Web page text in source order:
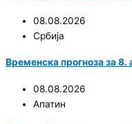
08.08.2026
Србија
Временска прогноза за 8.
08.08.2026
Апатин